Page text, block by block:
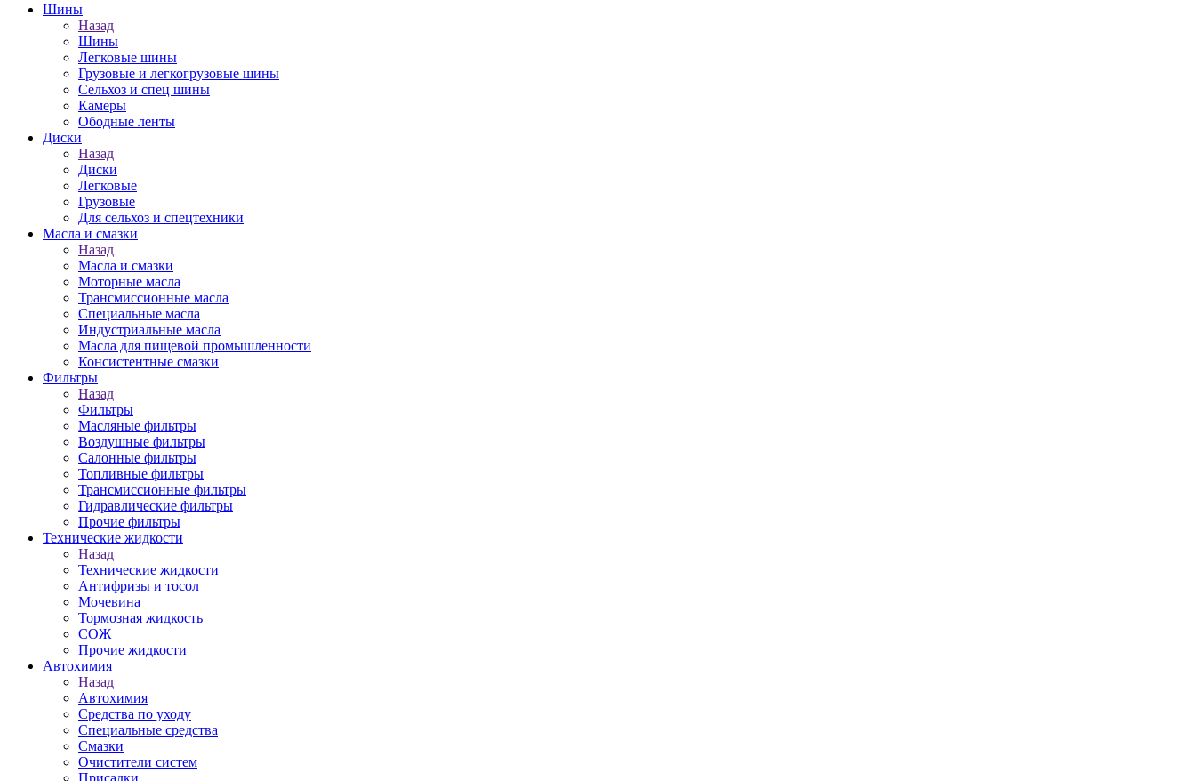
Шины
Назад
Шины
Легковые шины
Грузовые и легкогрузовые шины
Сельхоз и спец шины
Камеры
Ободные ленты
Диски
Назад
Диски
Легковые
Грузовые
Для сельхоз и спецтехники
Масла и смазки
Назад
Масла и смазки
Моторные масла
Трансмиссионные масла
Специальные масла
Индустриальные масла
Масла для пищевой промышленности
Консистентные смазки
Фильтры
Назад
Фильтры
Масляные фильтры
Воздушные фильтры
Салонные фильтры
Топливные фильтры
Трансмиссионные фильтры
Гидравлические фильтры
Прочие фильтры
Технические жидкости
Назад
Технические жидкости
Антифризы и тосол
Мочевина
Тормозная жидкость
СОЖ
Прочие жидкости
Автохимия
Назад
Автохимия
Средства по уходу
Специальные средства
Смазки
Очистители систем
Присадки